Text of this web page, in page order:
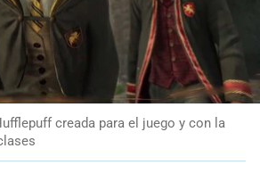
creada para el juego y con la